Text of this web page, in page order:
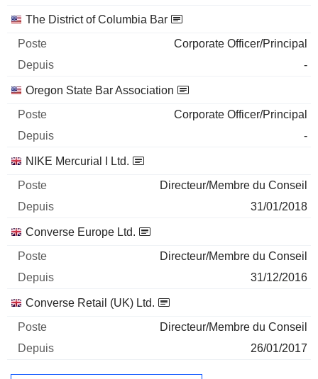
The District of Columbia Bar
Corporate Officer/Principal
-
Oregon State Bar Association
Corporate Officer/Principal
-
NIKE Mercurial I Ltd.
Directeur/Membre du Conseil
31/01/2018
Converse Europe Ltd.
Directeur/Membre du Conseil
31/12/2016
Converse Retail (UK) Ltd.
Directeur/Membre du Conseil
26/01/2017